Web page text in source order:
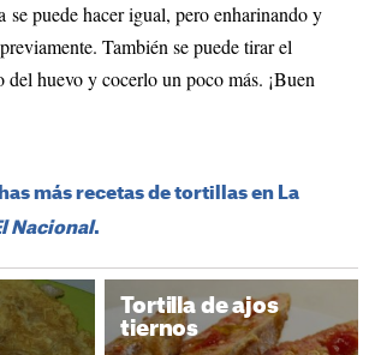
se puede hacer igual, pero enharinando y
También se puede tirar el
del huevo y cocerlo un poco más. ¡Buen
más recetas de tortillas en La
Nacional.
Tortilla de ajos
tiernos